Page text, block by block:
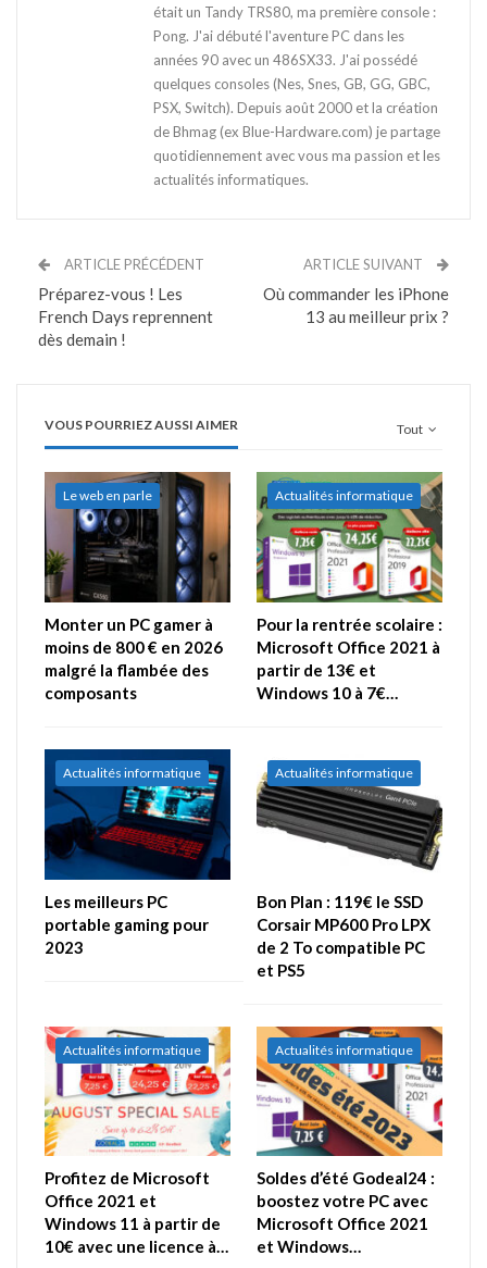
était un Tandy TRS80, ma première console :
Pong. J'ai débuté l'aventure PC dans les
années 90 avec un 486SX33. J'ai possédé
quelques consoles (Nes, Snes, GB, GG, GBC,
PSX, Switch). Depuis août 2000 et la création
de Bhmag (ex Blue-Hardware.com) je partage
quotidiennement avec vous ma passion et les
actualités informatiques.
ARTICLE PRÉCÉDENT
Préparez-vous ! Les
French Days reprennent
dès demain !
ARTICLE SUIVANT
Où commander les iPhone
13 au meilleur prix ?
Tout
VOUS POURRIEZ AUSSI AIMER
Le web en parle
Monter un PC gamer à
moins de 800 € en 2026
malgré la flambée des
composants
Actualités informatique
Pour la rentrée scolaire :
Microsoft Office 2021 à
partir de 13€ et
Windows 10 à 7€…
Actualités informatique
Les meilleurs PC
portable gaming pour
2023
Actualités informatique
Bon Plan : 119€ le SSD
Corsair MP600 Pro LPX
de 2 To compatible PC
et PS5
Actualités informatique
Profitez de Microsoft
Office 2021 et
Windows 11 à partir de
10€ avec une licence à…
Actualités informatique
Soldes d’été Godeal24 :
boostez votre PC avec
Microsoft Office 2021
et Windows…